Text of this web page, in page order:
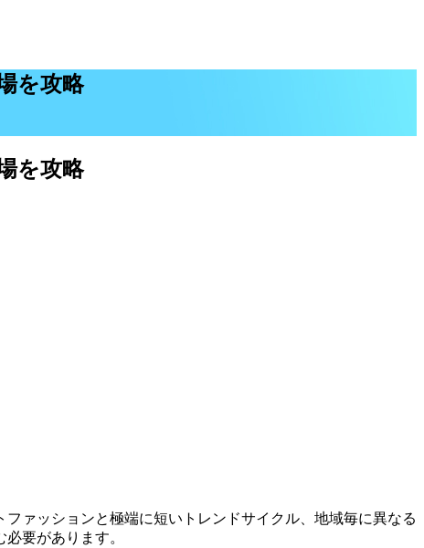
を攻略
を攻略
ァッションと極端に短いトレンドサイクル、地域毎に異なる
要があります。